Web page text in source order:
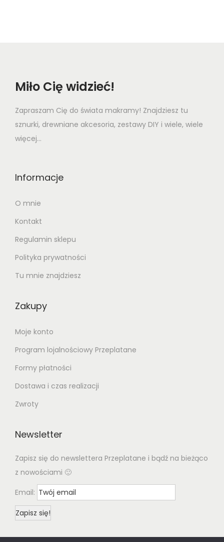
Miło Cię widzieć!
Zapraszam Cię do świata makramy! Znajdziesz tu
sznurki, drewniane akcesoria, zestawy DIY i wiele, wiele
więcej...
Informacje
O mnie
Kontakt
Regulamin sklepu
Polityka prywatności
Tu mnie znajdziesz
Zakupy
Moje konto
Program lojalnościowy Przeplatane
Formy płatności
Dostawa i czas realizacji
Zwroty
Newsletter
Zapisz się do newslettera Przeplatane i bądź na bieżąco
z nowościami 🙂
Email: